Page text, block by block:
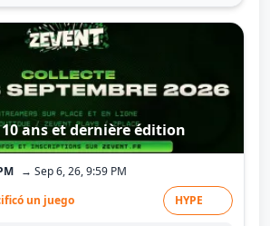
10 ans et dernière édition
→ Sep 6, 26, 9:59 PM
un juego HYPE